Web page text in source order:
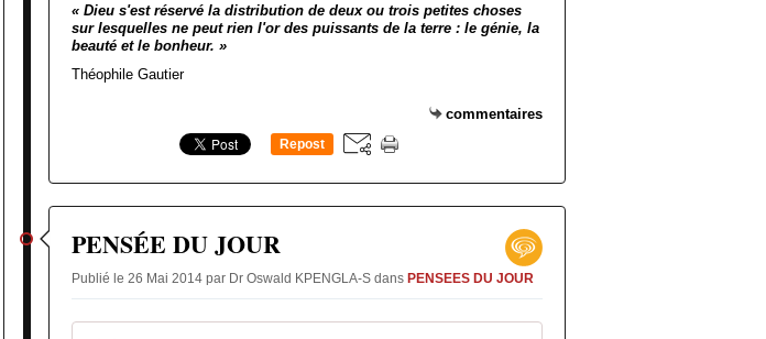
« Dieu s'est réservé la distribution de deux ou trois petites choses
sur lesquelles ne peut rien l'or des puissants de la terre : le génie, la
beauté et le bonheur. »
Théophile Gautier
commentaires
Repost
PENSÉE DU JOUR
Publié le 26 Mai 2014 par Dr Oswald KPENGLA-S dans PENSEES DU JOUR